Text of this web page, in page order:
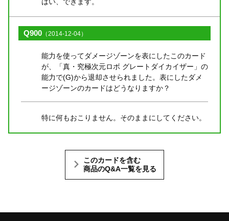
Q900 （2014-12-04）
能力を使ってダメージゾーンを表にしたこのカード
が、「真・究極次元ロボ グレートダイカイザー」の
能力で(G)から退却させられました。表にしたダメ
ージゾーンのカードはどうなりますか？
特に何もおこりません。そのままにしてください。
このカードを含む
商品のQ&A一覧を見る